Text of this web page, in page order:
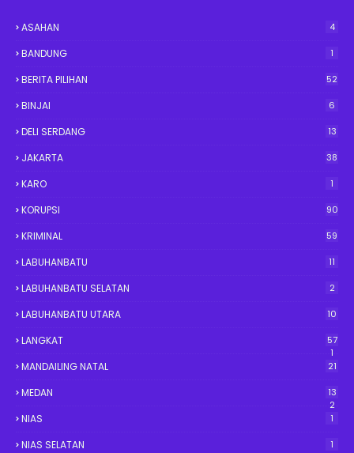
ASAHAN 4
BANDUNG 1
BERITA PILIHAN 52
BINJAI 6
DELI SERDANG 13
JAKARTA 38
KARO 1
KORUPSI 90
KRIMINAL 59
LABUHANBATU 11
LABUHANBATU SELATAN 2
LABUHANBATU UTARA 10
LANGKAT
57
1
MANDAILING NATAL 21
MEDAN
13
2
NIAS 1
NIAS SELATAN 1